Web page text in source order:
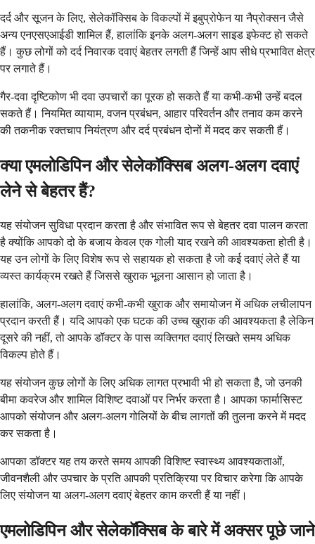
दर्द और सूजन के लिए, सेलेकॉक्सिब के विकल्पों में इबुप्रोफेन या नैप्रोक्सन जैसे
अन्य एनएसएआईडी शामिल हैं, हालांकि इनके अलग-अलग साइड इफेक्ट हो सकते
हैं। कुछ लोगों को दर्द निवारक दवाएं बेहतर लगती हैं जिन्हें आप सीधे प्रभावित क्षेत्र
पर लगाते हैं।
गैर-दवा दृष्टिकोण भी दवा उपचारों का पूरक हो सकते हैं या कभी-कभी उन्हें बदल
सकते हैं। नियमित व्यायाम, वजन प्रबंधन, आहार परिवर्तन और तनाव कम करने
की तकनीक रक्तचाप नियंत्रण और दर्द प्रबंधन दोनों में मदद कर सकती हैं।
क्या एमलोडिपिन और सेलेकॉक्सिब अलग-अलग दवाएं
लेने से बेहतर हैं?
यह संयोजन सुविधा प्रदान करता है और संभावित रूप से बेहतर दवा पालन करता
है क्योंकि आपको दो के बजाय केवल एक गोली याद रखने की आवश्यकता होती है।
यह उन लोगों के लिए विशेष रूप से सहायक हो सकता है जो कई दवाएं लेते हैं या
व्यस्त कार्यक्रम रखते हैं जिससे खुराक भूलना आसान हो जाता है।
हालांकि, अलग-अलग दवाएं कभी-कभी खुराक और समायोजन में अधिक लचीलापन
प्रदान करती हैं। यदि आपको एक घटक की उच्च खुराक की आवश्यकता है लेकिन
दूसरे की नहीं, तो आपके डॉक्टर के पास व्यक्तिगत दवाएं लिखते समय अधिक
विकल्प होते हैं।
यह संयोजन कुछ लोगों के लिए अधिक लागत प्रभावी भी हो सकता है, जो उनकी
बीमा कवरेज और शामिल विशिष्ट दवाओं पर निर्भर करता है। आपका फार्मासिस्ट
आपको संयोजन और अलग-अलग गोलियों के बीच लागतों की तुलना करने में मदद
कर सकता है।
आपका डॉक्टर यह तय करते समय आपकी विशिष्ट स्वास्थ्य आवश्यकताओं,
जीवनशैली और उपचार के प्रति आपकी प्रतिक्रिया पर विचार करेगा कि आपके
लिए संयोजन या अलग-अलग दवाएं बेहतर काम करती हैं या नहीं।
एमलोडिपिन और सेलेकॉक्सिब के बारे में अक्सर पूछे जाने